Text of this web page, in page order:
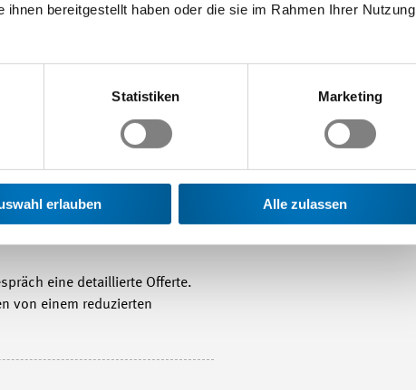
bereitgestellt haben oder die sie im Rahmen Ihrer Nutzung
Statistiken Marketing
erlauben Alle zulassen
des
Chemikalien- und
sowie in Themen
sind diese
profitieren. Die Leistungen
eine detaillierte Offerte.
von einem reduzierten